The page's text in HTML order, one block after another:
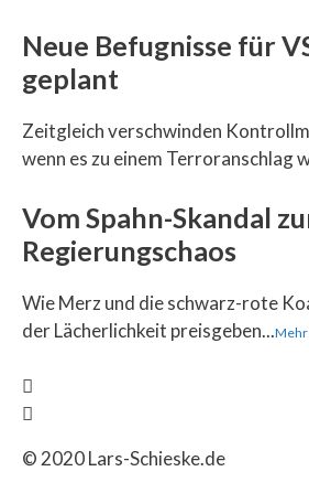
Neue Befugnisse für
geplant
Zeitgleich verschwinden
wenn es zu einem Terroranschlag
Vom Spahn-Skandal
Regierungschaos
Wie Merz und die schwarz-rote
der Lächerlichkeit preisgeben...Mehr
© 2020 Lars-Schieske.de